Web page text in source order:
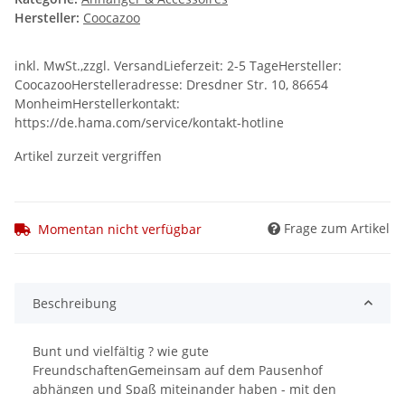
Hersteller: Coocazoo
inkl. MwSt.,zzgl. VersandLieferzeit: 2-5 TageHersteller:
CoocazooHerstelleradresse: Dresdner Str. 10, 86654
MonheimHerstellerkontakt:
https://de.hama.com/service/kontakt-hotline
Artikel zurzeit vergriffen
Momentan nicht verfügbar Frage zum Artikel
Beschreibung
Bunt und vielfältig ? wie gute
FreundschaftenGemeinsam auf dem Pausenhof
abhängen und Spaß miteinander haben - mit den